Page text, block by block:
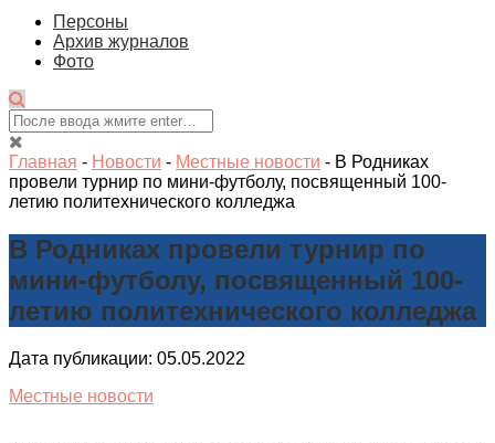
Персоны
Архив журналов
Фото
Главная - Новости - Местные новости - В Родниках
провели турнир по мини-футболу, посвященный 100-
летию политехнического колледжа
В Родниках провели турнир по
мини-футболу, посвященный 100-
летию политехнического колледжа
Дата публикации: 05.05.2022
Местные новости